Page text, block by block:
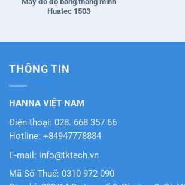
Việt Nam.
CÁC CHÍNH SÁCH CÔNG TY
Chính sách thanh toán.
Chính sách vận chuyển.
Chính sách đổi trả và hoàn tiền